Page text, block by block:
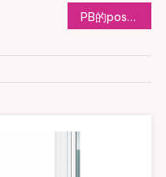
PB的posturl无法传递带query参数的链接的处理办法